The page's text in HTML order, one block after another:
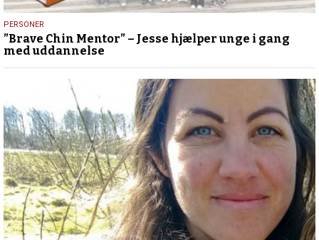
16.
maj
2023
PERSONER
”Brave Chin Mentor” – Jesse hjælper unge i gang
med uddannelse